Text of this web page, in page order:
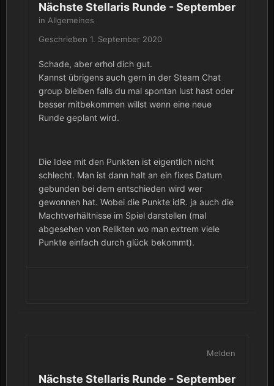
Nächste Stellaris Runde - September
in Allgemeines
Geschrieben 1. September 2020
Schade, aber erhol dich gut.
Kannst übrigens auch gern in der Steam Chat
group bleiben falls du mal spontan lust hast oder
besser mitbekommen willst wenn eine neue
Runde geplant wird.
Die Idee mit den Punkten ist eigentlich nicht
schlecht. Man ist dann halt an ein fixes Datum
gebunden bei dem entschieden wird wer
gewonnen hat. Wobei die Punkte idR. ja auch die
Machtverhältnisse im Spiel darstellen (mal
abgesehen von Relikten wo man extrem viele
Punkte einfach durch glück bekommt).
Melden
Nächste Stellaris Runde - September